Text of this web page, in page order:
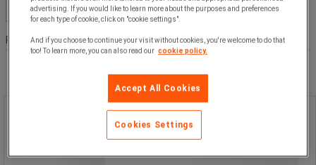
2 000 kr
Produktlista
Produkter:( 1 - 1 )
Plastfäste – ORP halvöppet
metallhölje - Orgapack
Plastfäste – ORP halvöppet
advertising. If you would like to learn more about the purposes and preferences
for each type of cookie, click on "cookie settings".
And if you choose to continue your visit without cookies, you're welcome to do that
too! To learn more, you can also read our cookie policy.
Accept All Cookies
Cookies Settings